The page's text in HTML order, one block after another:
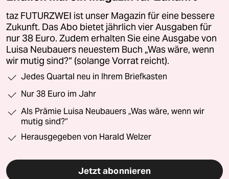
taz FUTURZWEI ist unser Magazin für eine bessere
Zukunft. Das Abo bietet jährlich vier Ausgaben für
nur 38 Euro. Zudem erhalten Sie eine Ausgabe von
Luisa Neubauers neuestem Buch „Was wäre, wenn
wir mutig sind?“ (solange Vorrat reicht).
Jedes Quartal neu in Ihrem Briefkasten
Nur 38 Euro im Jahr
Als Prämie Luisa Neubauers „Was wäre, wenn wir
mutig sind?“
Herausgegeben von Harald Welzer
Jetzt abonnieren